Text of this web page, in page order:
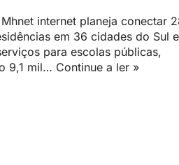
internet planeja conectar
em 36 cidades do Sul e
para escolas públicas,
9,1 mil… Continue a ler »